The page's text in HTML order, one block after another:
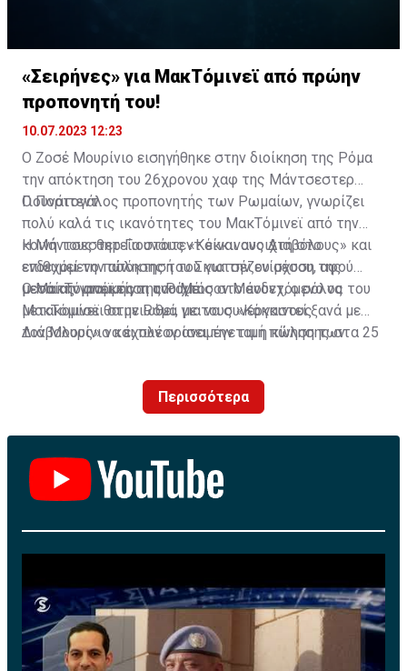
«Σειρήνες» για ΜακΤόμινεϊ από πρώην
προπονητή του!
10.07.2023 12:23
Ο Ζοσέ Μουρίνιο εισηγήθηκε στην διοίκηση της Ρόμα
την απόκτηση του 26χρονου χαφ της Μάντσεστερ
Γιουνάιτεντ.
Ο Πορτογάλος προπονητής των Ρωμαίων, γνωρίζει
πολύ καλά τις ικανότητες του ΜακΤόμινεϊ από την
κοινή τους θητεία στους «Κόκκινους Διαβόλους» και
επιθυμεί την απόκτησή του για την ενίσχυση της
μεσαίας γραμμής της Ρόμα.
Η Μάντσεστερ Γιουνάιτεντ είναι ανοιχτή στο
ενδεχόμενο πώλησης του Σκωτσέζου μέσου, αφού
μετά την απόκτηση του Μέισον Μάουντ, ο ρόλος του
ΜακΤόμινεϊ θα μειωθεί, με τους «Κόκκινους
Διάβολους» να έχουν ορίσει την τιμή πώλησης στα 25
Ο ΜακΤόμινεϊ είναι ανοιχτός στο ενδεχόμενο να
μετακομίσει στην Ρόμα για να συνεργαστεί ξανά με
τον Μουρίνιο και πλέον αναμένεται η κίνηση των
Περισσότερα